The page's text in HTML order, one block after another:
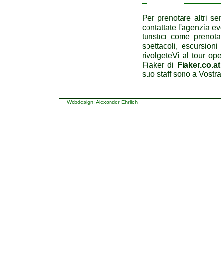
Per prenotare altri
contattate l'agenzia
turistici come
spettacoli,
rivolgeteVi al tour
Fiaker di
Fiaker.co.at
suo staff sono a
Webdesign: Alexander Ehrlich